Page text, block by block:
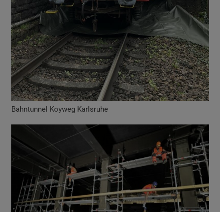
Bahntunnel Koyweg Karlsruhe